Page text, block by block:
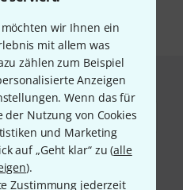
wir Ihnen ein
mit allem was
zählen zum Beispiel
Anzeigen
Wenn das für
der Nutzung von Cookies
und Marketing
auf „Geht klar“ zu (alle
).
Zustimmung jederzeit